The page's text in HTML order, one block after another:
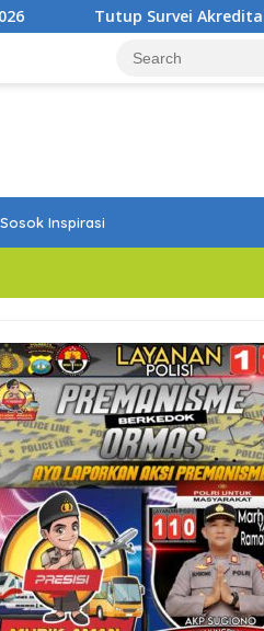
RSUD Tarempa, Bupati
Sosok Inspirasi